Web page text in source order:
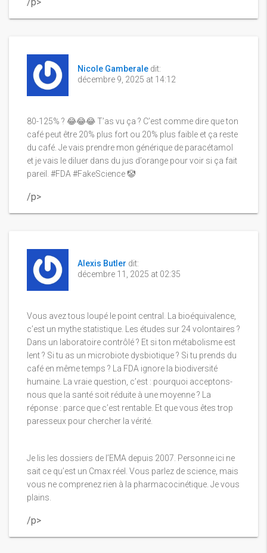
Nicole Gamberale dit:
décembre 9, 2025 at 14:12
80-125% ? 😂😂😂 T’as vu ça ? C’est comme dire que ton
café peut être 20% plus fort ou 20% plus faible et ça reste
du café. Je vais prendre mon générique de paracétamol
et je vais le diluer dans du jus d’orange pour voir si ça fait
pareil. #FDA #FakeScience 🤡
/p>
Alexis Butler dit:
décembre 11, 2025 at 02:35
Vous avez tous loupé le point central. La bioéquivalence,
c’est un mythe statistique. Les études sur 24 volontaires ?
Dans un laboratoire contrôlé ? Et si ton métabolisme est
lent ? Si tu as un microbiote dysbiotique ? Si tu prends du
café en même temps ? La FDA ignore la biodiversité
humaine. La vraie question, c’est : pourquoi acceptons-
nous que la santé soit réduite à une moyenne ? La
réponse : parce que c’est rentable. Et que vous êtes trop
paresseux pour chercher la vérité.
Je lis les dossiers de l’EMA depuis 2007. Personne ici ne
sait ce qu’est un Cmax réel. Vous parlez de science, mais
vous ne comprenez rien à la pharmacocinétique. Je vous
plains.
/p>